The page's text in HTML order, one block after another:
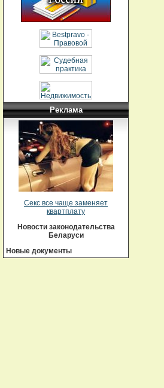
Реклама
Секс все чаще заменяет
квартплату
Новости законодательства
Беларуси
Новые документы